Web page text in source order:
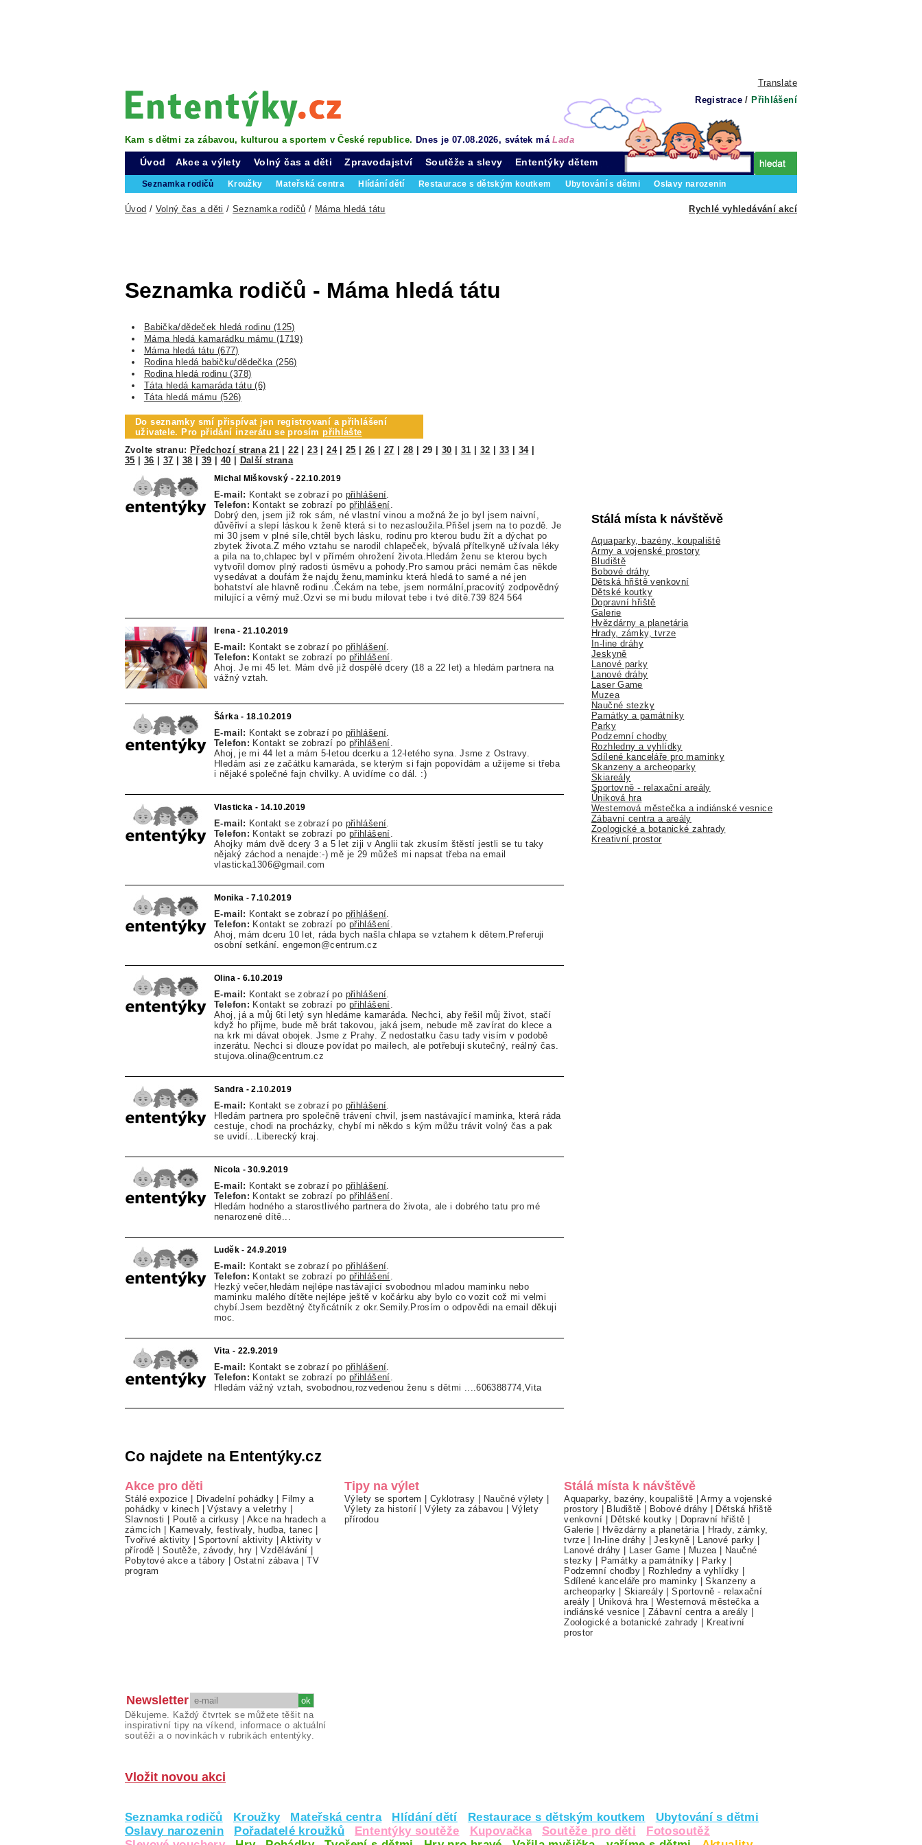
Translate
Registrace / Přihlášení
Kam s dětmi za zábavou, kulturou a sportem v České republice. Dnes je 07.08.2026, svátek máLada
Úvod Akce a výlety Volný čas a děti
Seznamka rodičů Kroužky Mateřská centra Hlídání dětí Restaurace s dětským koutkem Ubytování s dětmi Oslavy narozenin
Zpravodajství Soutěže a slevy Ententýky dětem
Rychlé vyhledávání akcí
Úvod / Volný čas a děti /Seznamka rodičů / Máma hledá tátu
Seznamka rodičů - Máma hledá tátu
Babička/dědeček hledá rodinu (125)
Máma hledá kamarádku mámu (1719)
Máma hledá tátu (677)
Rodina hledá babičku/dědečka (256)
Rodina hledá rodinu (378)
Táta hledá kamaráda tátu (6)
Táta hledá mámu (526)
Do seznamky smí přispívat jen registrovaní a přihlášení
uživatele. Pro přidání inzerátu se prosímpřihlašte
Zvolte stranu: Předchozí strana 21 |22 |23|24|25 26 27 28 29 30 31 32 33 34|
35
36 37 38 39 40 Další strana
Michal Miškovský - 22.10.2019
E-mail: Kontakt se zobrazí po přihlášení
Telefon: Kontakt se zobrazí po přihlášení
Dobrý den, jsem již rok sám, né vlastní vinou a možná že jo byl jsem naivní,
důvěřiví a slepí láskou k ženě která si to nezasloužila.Přišel jsem na to pozdě. Je
mi 30 jsem v plné síle,chtěl bych lásku, rodinu pro kterou budu žít a dýchat po
zbytek života.Z mého vztahu se narodil chlapeček, bývalá přítelkyně užívala léky
a pila na to,chlapec byl v přímém ohrožení života.Hledám ženu se kterou bych
vytvořil domov plný radosti úsměvu a pohody.Pro samou práci nemám čas někde
vysedávat a doufám že najdu ženu,maminku která hledá to samé a né jen
bohatství ale hlavně rodinu .Čekám na tebe, jsem normální,pracovitý zodpovědný
milující a věrný muž.Ozvi se mi budu milovat tebe i tvé dítě.739 824 564
Irena - 21.10.2019
E-mail: Kontakt se zobrazí po přihlášení
Telefon: Kontakt se zobrazí po přihlášení
Ahoj. Je mi 45 let. Mám dvě již dospělé dcery (18 a 22 let) a hledám partnera na
vážný vztah.
Šárka - 18.10.2019
E-mail: Kontakt se zobrazí po přihlášení
Telefon: Kontakt se zobrazí po přihlášení
Ahoj, je mi 44 let a mám 5-letou dcerku a 12-letého syna. Jsme z Ostravy.
Hledám asi ze začátku kamaráda, se kterým si fajn popovídám a užijeme si třeba
i nějaké společné fajn chvilky. A uvidíme co dál. :)
Vlasticka - 14.10.2019
E-mail: Kontakt se zobrazí po přihlášení
Telefon: Kontakt se zobrazí po přihlášení
Ahojky mám dvě dcery 3 a 5 let ziji v Anglii tak zkusím štěstí jestli se tu taky
nějaký záchod a nenajde:-) mě je 29 můžeš mi napsat třeba na email
vlasticka1306@gmail.com
Monika - 7.10.2019
E-mail: Kontakt se zobrazí po přihlášení
Telefon: Kontakt se zobrazí po přihlášení
Ahoj, mám dceru 10 let, ráda bych našla chlapa se vztahem k dětem.Preferuji
osobní setkání. engemon@centrum.cz
Olina - 6.10.2019
E-mail: Kontakt se zobrazí po přihlášení
Telefon: Kontakt se zobrazí po přihlášení
Ahoj, já a můj 6ti letý syn hledáme kamaráda. Nechci, aby řešil můj život, stačí
když ho přijme, bude mě brát takovou, jaká jsem, nebude mě zavírat do klece a
na krk mi dávat obojek. Jsme z Prahy. Z nedostatku času tady visím v podobě
inzerátu. Nechci si dlouze povídat po mailech, ale potřebuji skutečný, reálný čas.
stujova.olina@centrum.cz
Sandra - 2.10.2019
E-mail: Kontakt se zobrazí po přihlášení
Hledám partnera pro společně trávení chvil, jsem nastávající maminka, která ráda
cestuje, chodi na procházky, chybí mi někdo s kým můžu trávit volný čas a pak
se uvidí...Liberecký kraj.
Nicola - 30.9.2019
E-mail: Kontakt se zobrazí po přihlášení
Telefon: Kontakt se zobrazí po přihlášení
Hledám hodného a starostlivého partnera do života, ale i dobrého tatu pro mé
nenarozené dítě...
Luděk - 24.9.2019
E-mail: Kontakt se zobrazí po přihlášení
Telefon: Kontakt se zobrazí po přihlášení
Hezký večer,hledám nejlépe nastávající svobodnou mladou maminku nebo
maminku malého dítěte nejlépe ještě v kočárku aby bylo co vozit což mi velmi
chybí.Jsem bezdětný čtyřicátník z okr.Semily.Prosím o odpovědi na email děkuji
moc.
Vita - 22.9.2019
E-mail: Kontakt se zobrazí po přihlášení
Telefon: Kontakt se zobrazí po přihlášení
Hledám vážný vztah, svobodnou,rozvedenou ženu s dětmi ....606388774,Vita
Stálá místa k návštěvě
Aquaparky, bazény, koupaliště
Army a vojenské prostory
Bludiště
Bobové dráhy
Dětská hřiště venkovní
Dětské koutky
Dopravní hřiště
Galerie
Hvězdárny a planetária
Hrady, zámky, tvrze
In-line dráhy
Jeskyně
Lanové parky
Lanové dráhy
Laser Game
Muzea
Naučné stezky
Památky a památníky
Parky
Podzemní chodby
Rozhledny a vyhlídky
Sdílené kanceláře pro maminky
Skanzeny a archeoparky
Skiareály
Sportovně - relaxační areály
Úniková hra
Westernová městečka a indiánské vesnice
Zábavní centra a areály
Zoologické a botanické zahrady
Kreativní prostor
Co najdete na Ententýky.cz
Akce pro děti
Stálé expozice Divadelní pohádky
Filmy a
pohádky v kinech |Výstavy a veletrhy
Slavnosti
Poutě a cirkusy
Akce na hradech a
zámcích
Karnevaly, festivaly, hudba, tanec
Tvořivé aktivity |Sportovní aktivity |Aktivity v
přírodě
Soutěže, závody, hry Vzdělávání
Pobytové akce a tábory
Ostatní zábava |TV
program
Tipy na výlet
Výlety se sportem Cyklotrasy Naučné výlety
Výlety za historií |Výlety za zábavou
Výlety
přírodou
Stálá místa k návštěvě
Aquaparky, bazény, koupaliště |Army a vojenské
prostory
Bludiště Bobové dráhy
Dětská hřiště
venkovní
Dětské koutky Dopravní hřiště
Galerie
Hvězdárny a planetária
Hrady, zámky,
tvrze
In-line dráhy |Jeskyně Lanové parky
Lanové dráhy
Laser Game Muzea
Naučné
stezky
Památky a památníky| Parky
Podzemní chodby| Rozhledny a vyhlídky
Sdílené kanceláře pro maminky |Skanzeny a
archeoparky
Skiareály |Sportovně - relaxační
areály
Úniková hra |Westernová městečka a
indiánské vesnice
Zábavní centra a areály
Zoologické a botanické zahrady
Kreativní
prostor
Newsletter
Děkujeme. Každý čtvrtek se můžete těšit na
inspirativní tipy na víkend, informace o aktuální
soutěži a o novinkách v rubrikách ententýky.
Vložit novou akci
Seznamka rodičů Kroužky Mateřská centra Hlídání dětí Restaurace s dětským koutkem
Ubytování s dětmi
Oslavy narozenin
Pořadatelé kroužků Ententýky soutěže Kupovačka Soutěže pro děti
Fotosoutěž